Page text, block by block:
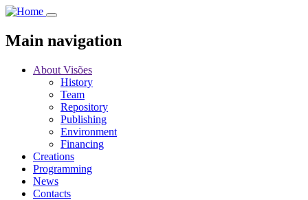
Skip
main
content
Main navigation
About Visões
History
Team
Repository
Publishing
Environment
Financing
Creations
Programming
News
Contacts